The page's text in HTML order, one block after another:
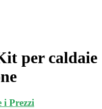
per caldaie
i Prezzi